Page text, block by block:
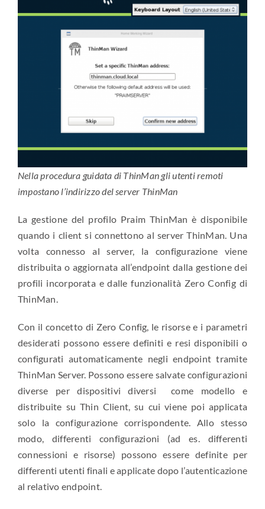
Nella procedura guidata di ThinMan gli utenti remoti
impostano l’indirizzo del server ThinMan
La gestione del profilo Praim ThinMan è disponibile
quando i client si connettono al server ThinMan. Una
volta connesso al server, la configurazione viene
distribuita o aggiornata all’endpoint dalla gestione dei
profili incorporata e dalle funzionalità Zero Config di
ThinMan.
Con il concetto di Zero Config, le risorse e i parametri
desiderati possono essere definiti e resi disponibili o
configurati automaticamente negli endpoint tramite
ThinMan Server. Possono essere salvate configurazioni
diverse per dispositivi diversi come modello e
distribuite su Thin Client, su cui viene poi applicata
solo la configurazione corrispondente. Allo stesso
modo, differenti configurazioni (ad es. differenti
connessioni e risorse) possono essere definite per
differenti utenti finali e applicate dopo l’autenticazione
al relativo endpoint.